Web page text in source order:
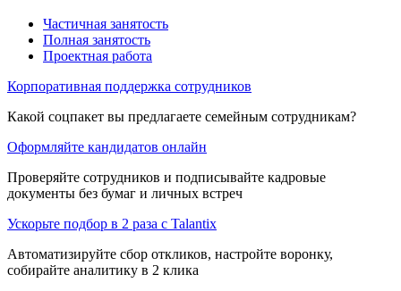
Частичная занятость
Полная занятость
Проектная работа
Корпоративная поддержка сотрудников
Какой соцпакет вы предлагаете семейным сотрудникам?
Оформляйте кандидатов онлайн
Проверяйте сотрудников и подписывайте кадровые
документы без бумаг и личных встреч
Ускорьте подбор в 2 раза с Talantix
Автоматизируйте сбор откликов, настройте воронку,
собирайте аналитику в 2 клика